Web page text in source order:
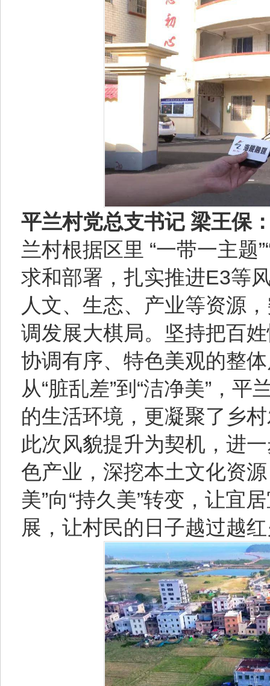
平兰村党总支书记 梁王保
兰村根据区里 “一带一主题
求和部署，扎实推进E3等
人文、生态、产业等资源
调发展大棋局。坚持把百
协调有序、特色美观的整
从“脏乱差”到“洁净美”，
的生活环境，更凝聚了乡
此次风貌提升为契机，进
色产业，深挖本土文化资源
美”向“持久美”转变，让宜
展，让村民的日子越过越